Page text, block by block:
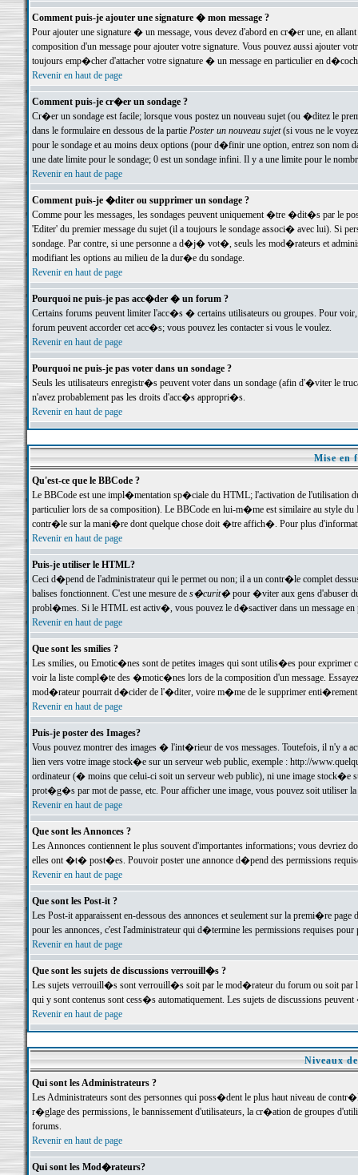
Comment puis-je ajouter une signature � mon message ?
Pour ajouter une signature � un message, vous devez d'abord en cr�er une, en
composition d'un message pour ajouter votre signature. Vous pouvez aussi ajouter
toujours emp�cher d'attacher votre signature � un message en particulier en
Revenir en haut de page
Comment puis-je cr�er un sondage ?
Cr�er un sondage est facile; lorsque vous postez un nouveau sujet (ou �ditez le
dans le formulaire en dessous de la partie Poster un nouveau sujet(si vous ne le voyez
pour le sondage et au moins deux options (pour d�finir une option, entrez son nom
une date limite pour le sondage; 0 est un sondage infini. Il y a une limite pour le
Revenir en haut de page
Comment puis-je �diter ou supprimer un sondage ?
Comme pour les messages, les sondages peuvent uniquement �tre �dit�s par le
'Editer' du premier message du sujet (il a toujours le sondage associ� avec lui). Si
sondage. Par contre, si une personne a d�j� vot�, seuls les mod�rateurs et
modifiant les options au milieu de la dur�e du sondage.
Revenir en haut de page
Pourquoi ne puis-je pas acc�der � un forum ?
Certains forums peuvent limiter l'acc�s � certains utilisateurs ou groupes. Pour
forum peuvent accorder cet acc�s; vous pouvez les contacter si vous le voulez.
Revenir en haut de page
Pourquoi ne puis-je pas voter dans un sondage ?
Seuls les utilisateurs enregistr�s peuvent voter dans un sondage (afin d'�viter le
n'avez probablement pas les droits d'acc�s appropri�s.
Revenir en haut de page
Mise en
Qu'est-ce que le BBCode ?
Le BBCode est une impl�mentation sp�ciale du HTML; l'activation de l'utilisation
particulier lors de sa composition). Le BBCode en lui-m�me est similaire au style
contr�le sur la mani�re dont quelque chose doit �tre affich�. Pour plus
Revenir en haut de page
Puis-je utiliser le HTML?
Ceci d�pend de l'administrateur qui le permet ou non; il a un contr�le complet
balises fonctionnent. C'est une mesure de s�curit�pour �viter aux gens d'abuser
probl�mes. Si le HTML est activ�, vous pouvez le d�sactiver dans un message en
Revenir en haut de page
Que sont les smilies ?
Les smilies, ou Emotic�nes sont de petites images qui sont utilis�es pour exprimer
voir la liste compl�te des �motic�nes lors de la composition d'un message.
mod�rateur pourrait d�cider de l'�diter, voire m�me de le supprimer
Revenir en haut de page
Puis-je poster des Images?
Vous pouvez montrer des images � l'int�rieur de vos messages. Toutefois, il n'y a
lien vers votre image stock�e sur un serveur web public, exemple : http://
ordinateur (� moins que celui-ci soit un serveur web public), ni une image stock�e
prot�g�s par mot de passe, etc. Pour afficher une image, vous pouvez soit
Revenir en haut de page
Que sont les Annonces ?
Les Annonces contiennent le plus souvent d'importantes informations; vous devriez
elles ont �t� post�es. Pouvoir poster une annonce d�pend des permissions
Revenir en haut de page
Que sont les Post-it ?
Les Post-it apparaissent en-dessous des annonces et seulement sur la premi�re
pour les annonces, c'est l'administrateur qui d�termine les permissions requises pour
Revenir en haut de page
Que sont les sujets de discussions verrouill�s ?
Les sujets verrouill�s sont verrouill�s soit par le mod�rateur du forum ou soit par
qui y sont contenus sont cess�s automatiquement. Les sujets de discussions
Revenir en haut de page
Niveaux
Qui sont les Administrateurs ?
Les Administrateurs sont des personnes qui poss�dent le plus haut niveau de
r�glage des permissions, le bannissement d'utilisateurs, la cr�ation de groupes
forums.
Revenir en haut de page
Qui sont les Mod�rateurs?